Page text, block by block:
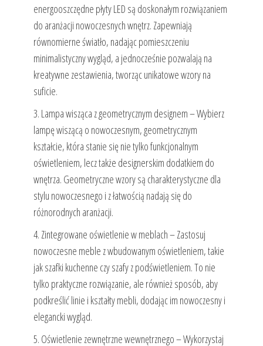
energooszczędne płyty LED są doskonałym rozwiązaniem
do aranżacji nowoczesnych wnętrz. Zapewniają
równomierne światło, nadając pomieszczeniu
minimalistyczny wygląd, a jednocześnie pozwalają na
kreatywne zestawienia, tworząc unikatowe wzory na
suficie.
3. Lampa wisząca z geometrycznym designem – Wybierz
lampę wiszącą o nowoczesnym, geometrycznym
kształcie, która stanie się nie tylko funkcjonalnym
oświetleniem, lecz także designerskim dodatkiem do
wnętrza. Geometryczne wzory są charakterystyczne dla
stylu nowoczesnego i z łatwością nadają się do
różnorodnych aranżacji.
4. Zintegrowane oświetlenie w meblach – Zastosuj
nowoczesne meble z wbudowanym oświetleniem, takie
jak szafki kuchenne czy szafy z podświetleniem. To nie
tylko praktyczne rozwiązanie, ale również sposób, aby
podkreślić linie i kształty mebli, dodając im nowoczesny i
elegancki wygląd.
5. Oświetlenie zewnętrzne wewnętrznego – Wykorzystaj